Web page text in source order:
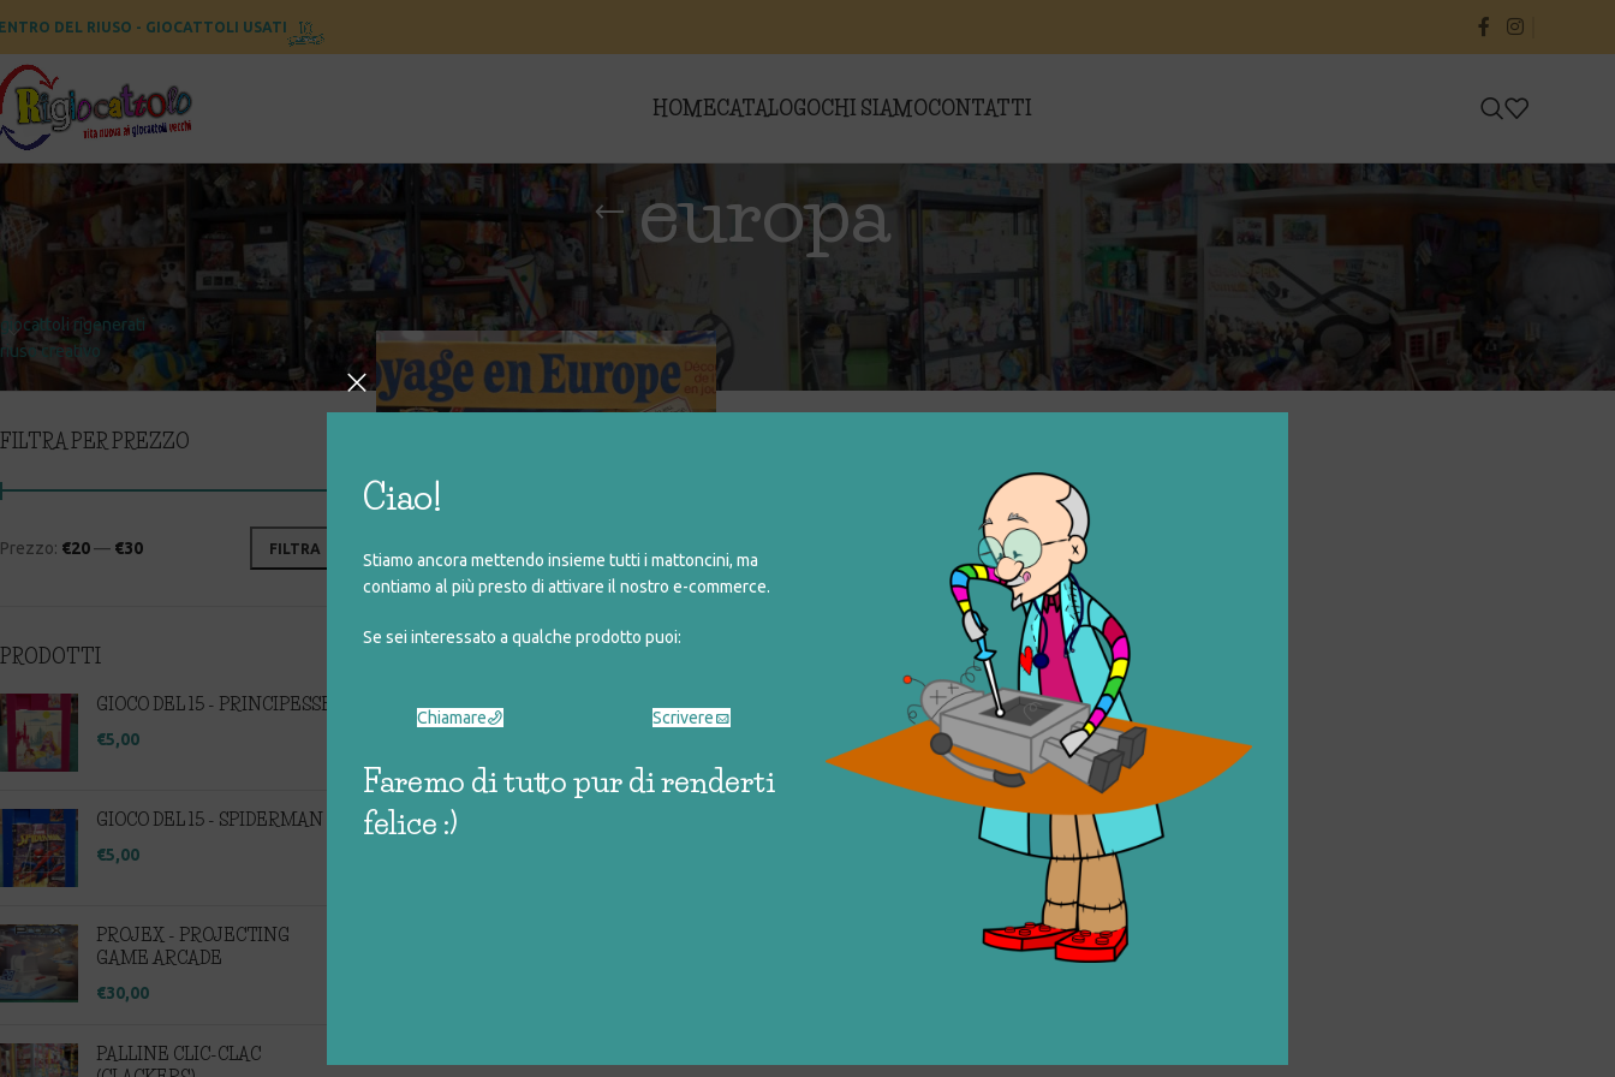
Ciao!
Stiamo ancora mettendo insieme tutti i mattoncini, ma
contiamo al più presto di attivare il nostro e-commerce.
Se sei interessato a qualche prodotto puoi:
Chiamare Scrivere
Faremo di tutto pur di renderti
felice :)
DEL RIUSO - GIOCATTOLI USATI
HOMECATALOGOCHI SIAMOCONTATTI
europa
giocattoli rigenerati
riuso creativo
FILTRA PER PREZZO
FILTRA
Prezzo: €20— €30
PRODOTTI
GIOCO DEL 15 - PRINCIPESSE
€5,00
GIOCO DEL 15 - SPIDERMAN
€5,00
PROJEX - PROJECTING
GAME ARCADE
€30,00
PALLINE CLIC-CLAC
Home Prodotti taggati “europa” Show
DE L’EUROPE EN JOUANT